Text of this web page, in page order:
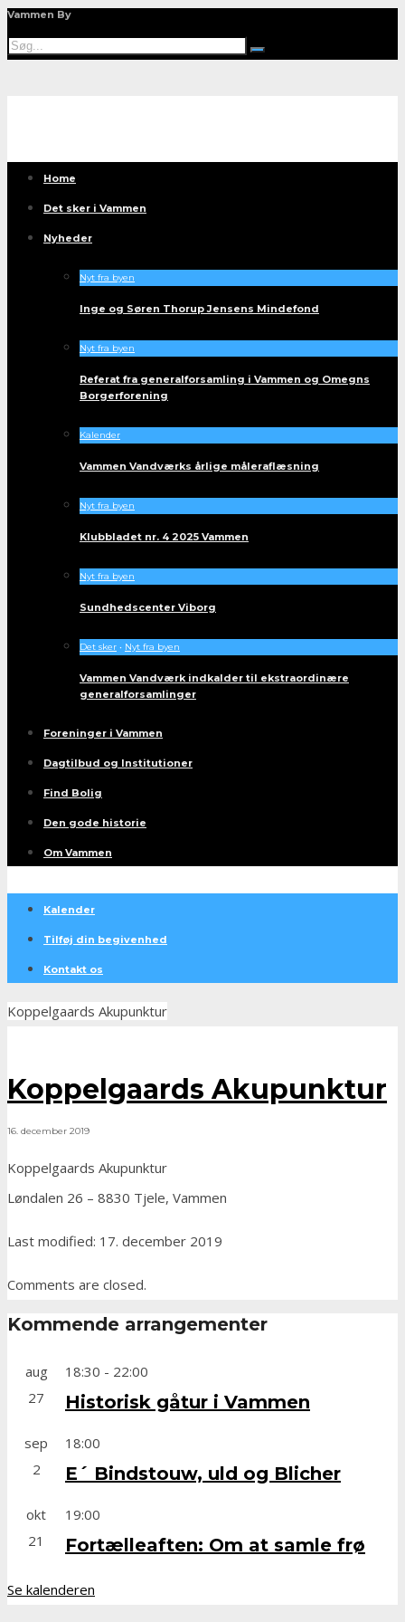
Vammen By
Home
Det sker i Vammen
Nyheder
Nyt fra byen
Inge og Søren Thorup Jensens Mindefond
Nyt fra byen
Referat fra generalforsamling i Vammen og Omegns
Borgerforening
Kalender
Vammen Vandværks årlige måleraflæsning
Nyt fra byen
Klubbladet nr. 4 2025 Vammen
Nyt fra byen
Sundhedscenter Viborg
Det sker • Nyt fra byen
Vammen Vandværk indkalder til ekstraordinære
generalforsamlinger
Foreninger i Vammen
Dagtilbud og Institutioner
Find Bolig
Den gode historie
Om Vammen
Kalender
Tilføj din begivenhed
Kontakt os
Koppelgaards Akupunktur
Koppelgaards Akupunktur
16. december 2019
Koppelgaards Akupunktur
Løndalen 26 – 8830 Tjele, Vammen
Last modified: 17. december 2019
Comments are closed.
Kommende arrangementer
aug
27
18:30 - 22:00
Historisk gåtur i Vammen
sep
2
18:00
E´ Bindstouw, uld og Blicher
okt
21
19:00
Fortælleaften: Om at samle frø
Se kalenderen